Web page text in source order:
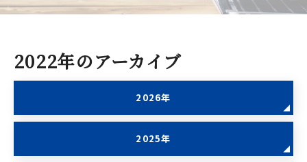
2022年のアーカイブ
2026年
2025年